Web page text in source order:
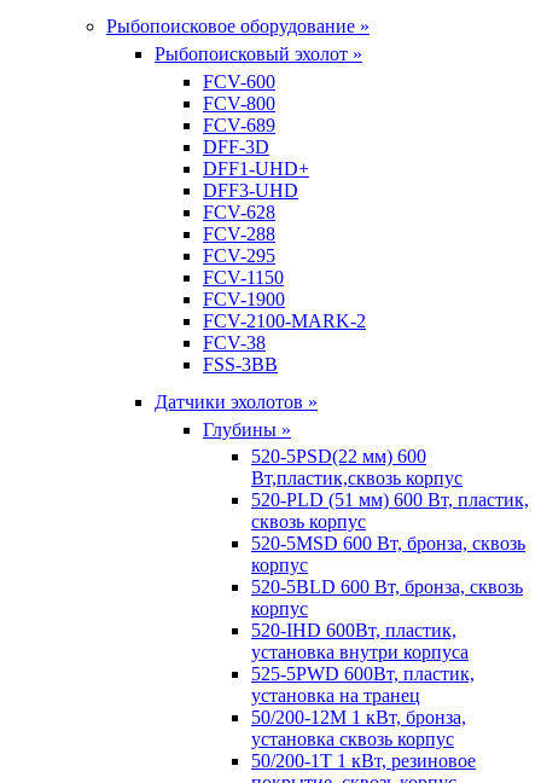
Рыбопоисковое оборудование »
Рыбопоисковый эхолот »
FCV-600
FCV-800
FCV-689
DFF-3D
DFF1-UHD+
DFF3-UHD
FCV-628
FCV-288
FCV-295
FCV-1150
FCV-1900
FCV-2100-MARK-2
FCV-38
FSS-3BB
Датчики эхолотов »
Глубины »
520-5PSD(22 мм) 600
Вт,пластик,сквозь корпус
520-PLD (51 мм) 600 Вт, пластик,
сквозь корпус
520-5MSD 600 Вт, бронза, сквозь
корпус
520-5BLD 600 Вт, бронза, сквозь
корпус
520-IHD 600Вт, пластик,
установка внутри корпуса
525-5PWD 600Вт, пластик,
установка на транец
50/200-12M 1 кВт, бронза,
установка сквозь корпус
50/200-1T 1 кВт, резиновое